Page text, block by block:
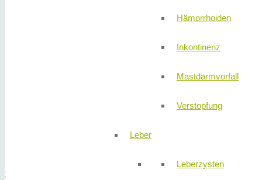
Hämorrhoiden
Inkontinenz
Mastdarmvorfall
Verstopfung
Leber
Leberzysten
Schreiben Sie uns!